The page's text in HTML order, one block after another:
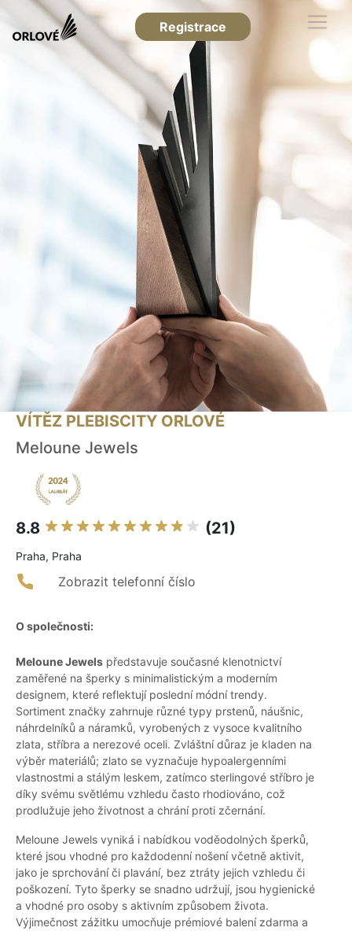
Registrace
VÍTĚZ PLEBISCITY ORLOVÉ
Meloune Jewels
8.8 (21)
Praha, Praha
Zobrazit telefonní číslo
O společnosti:
Meloune Jewels představuje současné klenotnictví
zaměřené na šperky s minimalistickým a moderním
designem, které reflektují poslední módní trendy.
Sortiment značky zahrnuje různé typy prstenů, náušnic,
náhrdelníků a náramků, vyrobených z vysoce kvalitního
zlata, stříbra a nerezové oceli. Zvláštní důraz je kladen na
výběr materiálů; zlato se vyznačuje hypoalergenními
vlastnostmi a stálým leskem, zatímco sterlingové stříbro je
díky svému světlému vzhledu často rhodiováno, což
prodlužuje jeho životnost a chrání proti zčernání.
Meloune Jewels vyniká i nabídkou voděodolných šperků,
které jsou vhodné pro každodenní nošení včetně aktivit,
jako je sprchování či plavání, bez ztráty jejich vzhledu či
poškození. Tyto šperky se snadno udržují, jsou hygienické
a vhodné pro osoby s aktivním způsobem života.
Výjimečnost zážitku umocňuje prémiové balení zdarma a